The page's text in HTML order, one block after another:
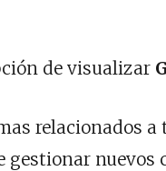
de visualizar
relacionados a
gestionar nuevos